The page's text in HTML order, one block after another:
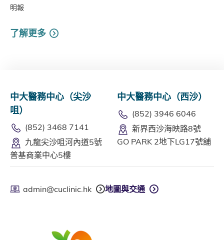
明報
了解更多
中大醫務中心（尖沙
咀）
(852) 3468 7141
九龍尖沙咀河內道5號
普基商業中心5樓
中大醫務中心（西沙）
(852) 3946 6046
新界西沙海映路8號
GO PARK 2地下LG17號舖
admin@cuclinic.hk 地圖與交通